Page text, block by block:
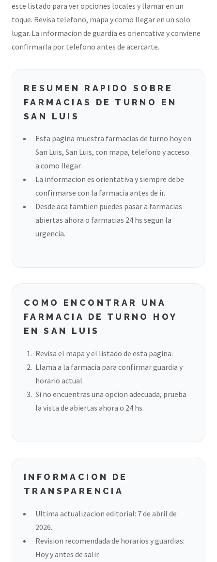
este listado para ver opciones locales y llamar en un
toque. Revisa telefono, mapa y como llegar en un solo
lugar. La informacion de guardia es orientativa y conviene
confirmarla por telefono antes de acercarte.
RESUMEN RAPIDO SOBRE
FARMACIAS DE TURNO EN
SAN LUIS
Esta pagina muestra farmacias de turno hoy en
San Luis, San Luis, con mapa, telefono y acceso
a como llegar.
La informacion es orientativa y siempre debe
confirmarse con la farmacia antes de ir.
Desde aca tambien puedes pasar a farmacias
abiertas ahora o farmacias 24 hs segun la
urgencia.
COMO ENCONTRAR UNA
FARMACIA DE TURNO HOY
EN SAN LUIS
Revisa el mapa y el listado de esta pagina.
Llama a la farmacia para confirmar guardia y
horario actual.
Si no encuentras una opcion adecuada, prueba
la vista de abiertas ahora o 24 hs.
INFORMACION DE
TRANSPARENCIA
Ultima actualizacion editorial: 7 de abril de
2026.
Revision recomendada de horarios y guardias:
Hoy y antes de salir.